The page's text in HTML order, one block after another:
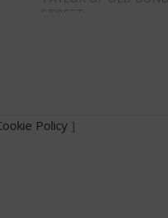
STREET
Policy ]